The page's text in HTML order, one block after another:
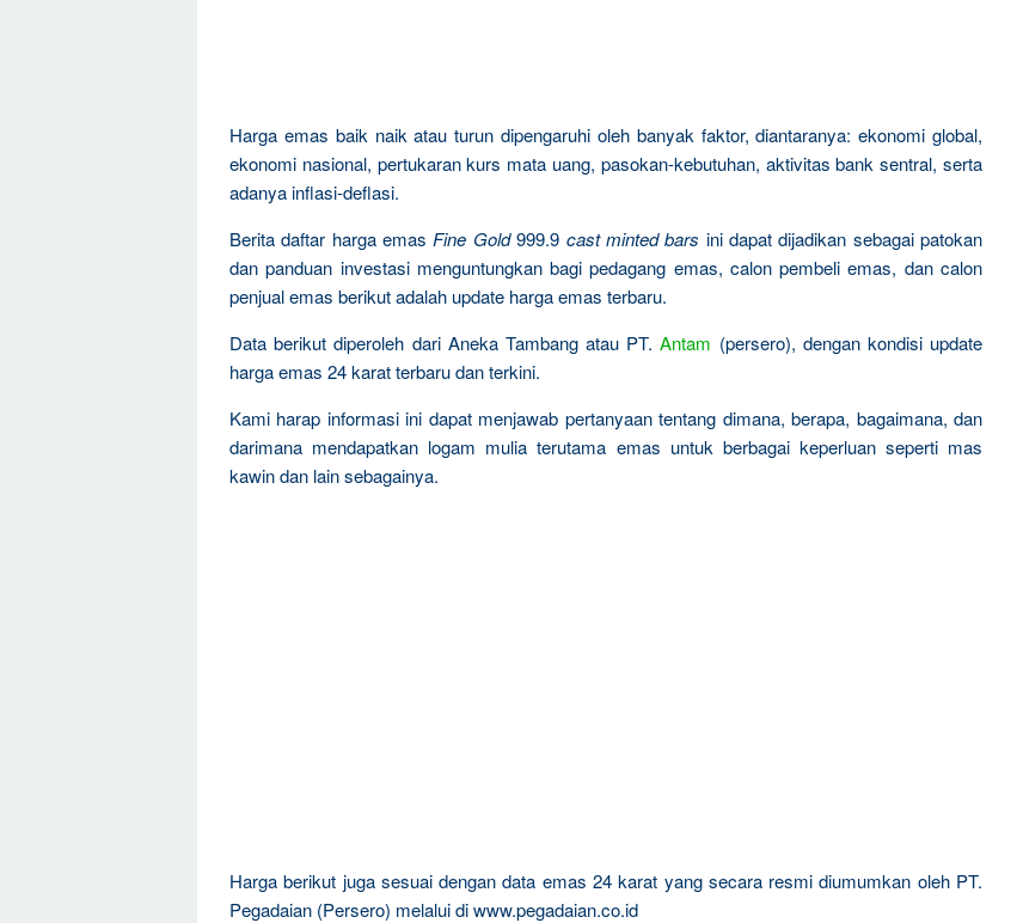
Harga emas baik naik atau turun dipengaruhi oleh banyak faktor, diantaranya: ekonomi global,
ekonomi nasional, pertukaran kurs mata uang, pasokan-kebutuhan, aktivitas bank sentral, serta
adanya inflasi-deflasi.
Berita daftar harga emas Fine Gold999.9 cast minted bars ini dapat dijadikan sebagai patokan
dan panduan investasi menguntungkan bagi pedagang emas, calon pembeli emas, dan calon
penjual emas berikut adalah update harga emas terbaru.
Data berikut diperoleh dari Aneka Tambang atau PT.Antam (persero), dengan kondisi update
harga emas 24 karat terbaru dan terkini.
Kami harap informasi ini dapat menjawab pertanyaan tentang dimana, berapa, bagaimana, dan
darimana mendapatkan logam mulia terutama emas untuk berbagai keperluan seperti mas
kawin dan lain sebagainya.
Harga berikut juga sesuai dengan data emas 24 karat yang secara resmi diumumkan oleh PT.
Pegadaian (Persero) melalui di www.pegadaian.co.id